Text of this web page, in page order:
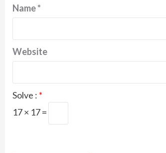
Name*
Website
Solve : *
17 × 17 =